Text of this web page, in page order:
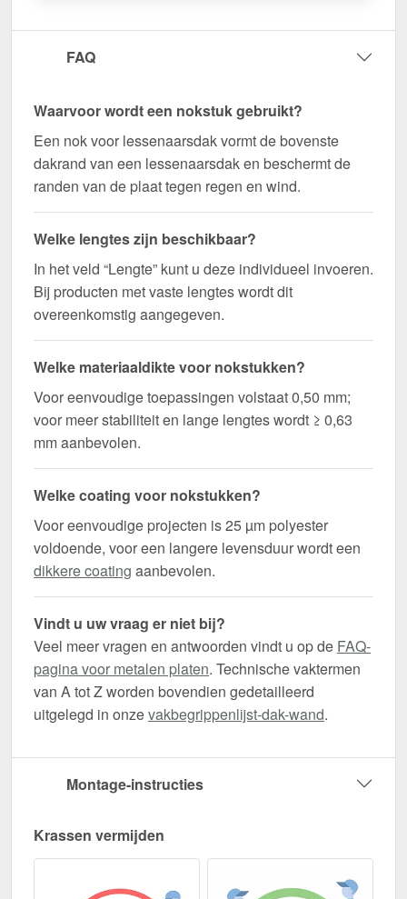
& snel geleverd!
Duurzaam, weerbestendig, op maat gemaakt - bestel
Wegens maatwerk / customisatie van herroepingsrecht uitgezonderd
FAQ
Waarvoor wordt een nokstuk gebruikt?
Een nok voor lessenaarsdak vormt de bovenste
dakrand van een lessenaarsdak en beschermt de
randen van de plaat tegen regen en wind.
Welke lengtes zijn beschikbaar?
In het veld “Lengte” kunt u deze individueel invoeren.
Bij producten met vaste lengtes wordt dit
overeenkomstig aangegeven.
Welke materiaaldikte voor nokstukken?
Voor eenvoudige toepassingen volstaat 0,50 mm;
voor meer stabiliteit en lange lengtes wordt ≥ 0,63
mm aanbevolen.
Welke coating voor nokstukken?
Voor eenvoudige projecten is 25 µm polyester
voldoende, voor een langere levensduur wordt een
dikkere coating aanbevolen.
Vindt u uw vraag er niet bij?
Veel meer vragen en antwoorden vindt u op de FAQ-
pagina voor metalen platen. Technische vaktermen
van A tot Z worden bovendien gedetailleerd
uitgelegd in onzevakbegrippenlijst-dak-wand.
Montage-instructies
Krassen vermijden